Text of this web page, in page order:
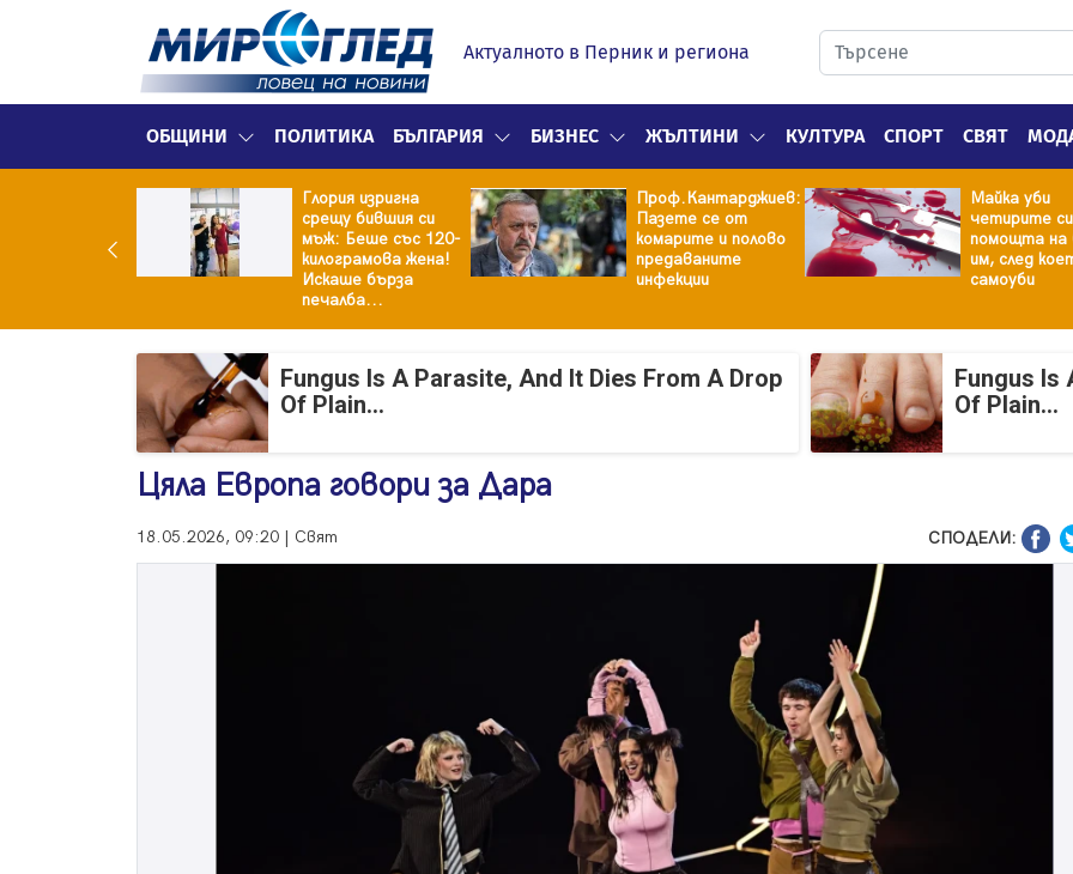
Актуалното в Перник и региона
ОБЩИНИ ПОЛИТИКА БЪЛГАРИЯ БИЗНЕС ЖЪЛТИНИ КУЛТУРА СПОРТ СВЯТ
Глория изригна
срещу бившия си
мъж: Беше със 120-
килограмова жена!
Искаше бърза
печалба...
Проф.Кантарджиев:
Пазете се от
комарите и полово
предаваните
инфекции
Майка уби
четирите
помощта на
им, след
самоуби
Fungus Is A Parasite, And It Dies From A Drop
Of Plain...
Fungus Is
Of Plain...
Цяла Eвропа говори за Дара
18.05.2026, 09:20 | Свят СПОДЕЛИ: